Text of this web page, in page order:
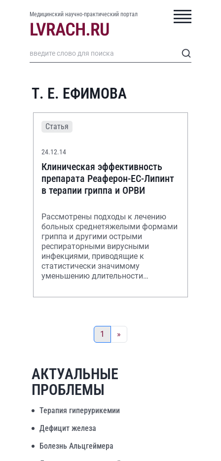
Медицинский научно-практический портал
Т. Е. ЕФИМОВА
Статья
24.12.14
Клиническая эффективность
препарата Реаферон-ЕС-Липинт
в терапии гриппа и ОРВИ
Рассмотрены подходы к лечению
больных среднетяжелыми формами
гриппа и другими острыми
респираторными вирусными
инфекциями, приводящие к
статистически значимому
уменьшению длительности
общей инфекционной интоксикации,
1 »
АКТУАЛЬНЫЕ
ПРОБЛЕМЫ
Терапия гиперурикемии
Дефицит железа
Болезнь Альцгеймера